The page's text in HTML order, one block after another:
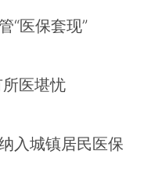
“医保套现”
医堪忧
入城镇居民医保